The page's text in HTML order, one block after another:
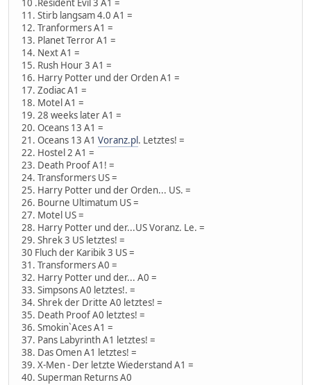
10 .Resident Evil 3 A1 =
11. Stirb langsam 4.0 A1 =
12. Tranformers A1 =
13. Planet Terror A1 =
14. Next A1 =
15. Rush Hour 3 A1 =
16. Harry Potter und der Orden A1 =
17. Zodiac A1 =
18. Motel A1 =
19. 28 weeks later A1 =
20. Oceans 13 A1 =
21. Oceans 13 A1 Voranz.pl. Letztes! =
22. Hostel 2 A1 =
23. Death Proof A1! =
24. Transformers US =
25. Harry Potter und der Orden... US. =
26. Bourne Ultimatum US =
27. Motel US =
28. Harry Potter und der...US Voranz. Le. =
29. Shrek 3 US letztes! =
30 Fluch der Karibik 3 US =
31. Transformers A0 =
32. Harry Potter und der... A0 =
33. Simpsons A0 letztes!. =
34. Shrek der Dritte A0 letztes! =
35. Death Proof A0 letztes! =
36. Smokin`Aces A1 =
37. Pans Labyrinth A1 letztes! =
38. Das Omen A1 letztes! =
39. X-Men - Der letzte Wiederstand A1 =
40. Superman Returns A0